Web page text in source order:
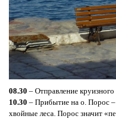
08.30 – Отправление
10.30 – Прибытие на о. Порос –
хвойные леса. Порос значит